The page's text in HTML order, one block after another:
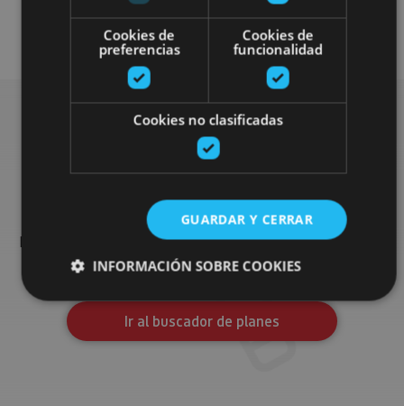
Otros Visitas guiadas
Busca más planes
Encuentra planes y sugerencias para completar tu viaje en
Navarra: actividades organizadas, visitas y los eventos más
destados de la agenda.
Ir al buscador de planes
Cookies de
preferencias
Cookies de
funcionalidad
Cookies no clasificadas
GUARDAR Y CERRAR
INFORMACIÓN SOBRE COOKIES